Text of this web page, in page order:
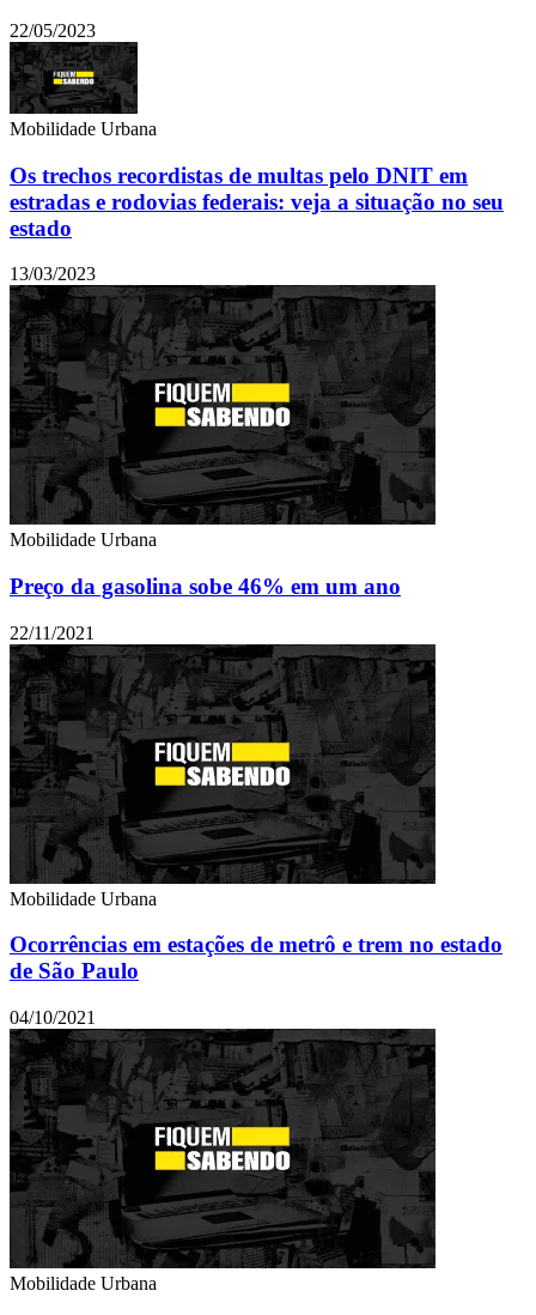
22/05/2023
Mobilidade Urbana
Os trechos recordistas de multas pelo DNIT em
estradas e rodovias federais: veja a situação no seu
estado
13/03/2023
Mobilidade Urbana
Preço da gasolina sobe 46% em um ano
22/11/2021
Mobilidade Urbana
Ocorrências em estações de metrô e trem no estado
de São Paulo
04/10/2021
Mobilidade Urbana